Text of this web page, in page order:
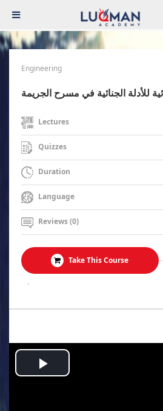
Engineering
للأدلة الجنائية في مسرح الجريمة
Lectures
Quizzes
Duration
Language
Reviews (0)
Take This Course
.
Play